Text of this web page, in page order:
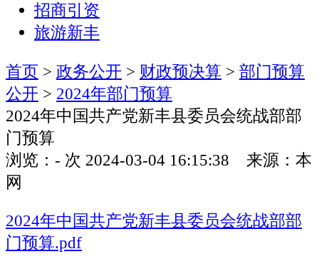
招商引资
旅游新丰
首页 > 政务公开 > 财政预决算 > 部门预算
公开 > 2024年部门预算
2024年中国共产党新丰县委员会统战部部
门预算
浏览： - 次 2024-03-04 16:15:38 来源：本
网
2024年中国共产党新丰县委员会统战部部
门预算.pdf